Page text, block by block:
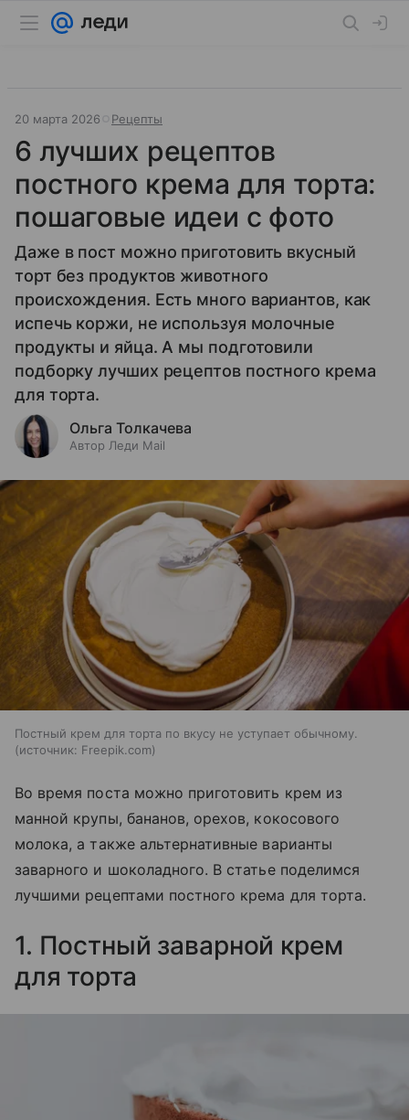
20 марта 2026 Рецепты
6 лучших рецептов
постного крема для торта:
пошаговые идеи с фото
Даже в пост можно приготовить вкусный
торт без продуктов животного
происхождения. Есть много вариантов, как
испечь коржи, не используя молочные
продукты и яйца. А мы подготовили
подборку лучших рецептов постного крема
для торта.
Ольга Толкачева
Автор Леди Mail
Постный крем для торта по вкусу не уступает обычному.
источник: Freepik.com
Во время поста можно приготовить крем из
манной крупы, бананов, орехов, кокосового
молока, а также альтернативные варианты
заварного и шоколадного. В статье поделимся
лучшими рецептами постного крема для торта.
1. Постный заварной крем
для торта